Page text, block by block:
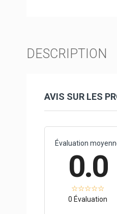
DESCRIPTION
AVIS SUR LES
Évaluation
0.0
0 Évaluation